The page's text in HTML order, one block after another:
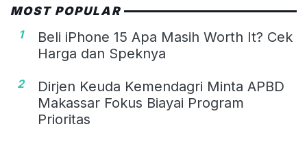
MOST POPULAR
1
Beli iPhone 15 Apa Masih Worth It? Cek
Harga dan Speknya
2
Dirjen Keuda Kemendagri Minta APBD
Makassar Fokus Biayai Program
Prioritas